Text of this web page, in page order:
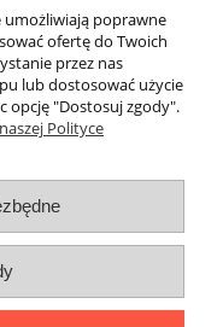
jakości primer to
zdrowymi paznokciami
umożliwiają poprawne
ofertę do Twoich
przez nas
lub dostosować użycie
opcję "Dostosuj zgody".
Polityce